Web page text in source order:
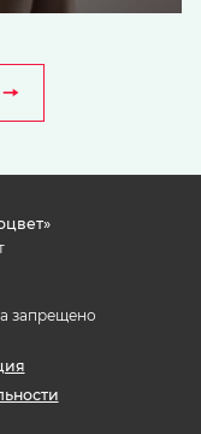
запрещено